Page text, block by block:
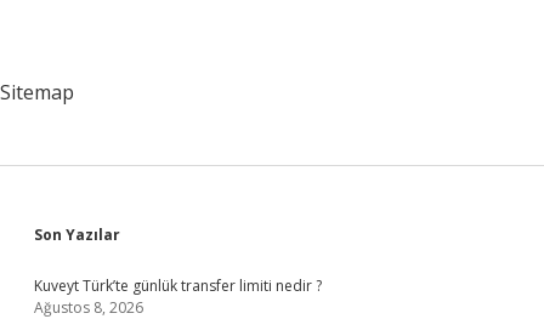
Sitemap
Sidebar
Son Yazılar
Kuveyt Türk’te günlük transfer limiti nedir ?
Ağustos 8, 2026